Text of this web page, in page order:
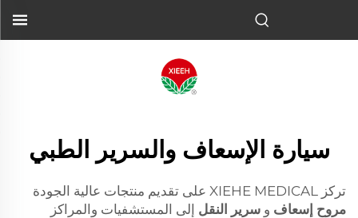
سيارة الإسعاف والسرير الطبي
تركز XIEHE MEDICAL على تقديم منتجات عالية الجودة
مروح إسعاف و سرير النقل إلى المستشفيات والمراكز